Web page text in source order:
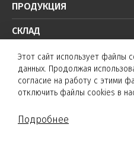
ПРОДУКЦИЯ
СКЛАД
РЕШЕНИЯ
ТЕХПОДДЕРЖКА
© K&T sensors
©Создание сайта и
Этот сайт использует файлы
данных. Продолжая
согласие на работу с этими
отключить файлы cookies в
Подробнее